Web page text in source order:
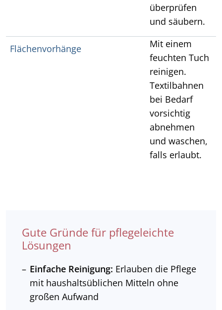
überprüfen
und säubern.
Flächenvorhänge
Mit einem
feuchten Tuch
reinigen.
Textilbahnen
bei Bedarf
vorsichtig
abnehmen
und waschen,
falls erlaubt.
Gute Gründe für pflegeleichte
Lösungen
Einfache Reinigung: Erlauben die Pflege
mit haushaltsüblichen Mitteln ohne
großen Aufwand